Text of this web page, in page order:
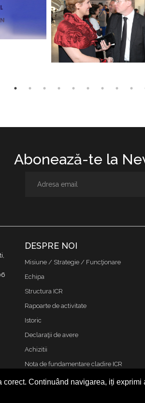
Continuând navigarea, iți
Abonează-te la
DESPRE NOI
Misiune / Strategie / Funcţionare
Echipa
Structura ICR
Rapoarte de activitate
Istoric
Declaraţii de avere
Achizitii
Nota de fundamentare cladire ICR
Contact